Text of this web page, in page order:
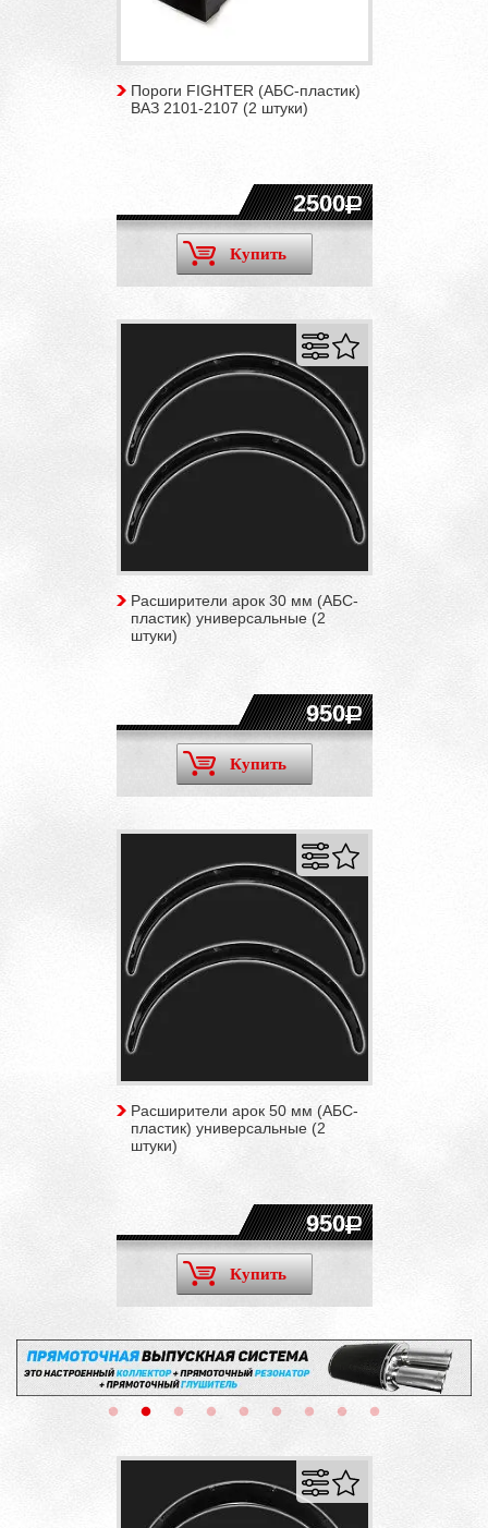
Пороги FIGHTER (АБС-пластик)
ВАЗ 2101-2107 (2 штуки)
2500
Купить
Расширители арок 30 мм (АБС-
пластик) универсальные (2
штуки)
950
Купить
Расширители арок 50 мм (АБС-
пластик) универсальные (2
штуки)
950
Купить